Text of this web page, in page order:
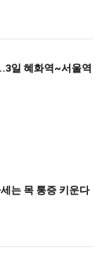
일 혜화역~서울역
는 목 통증 키운다